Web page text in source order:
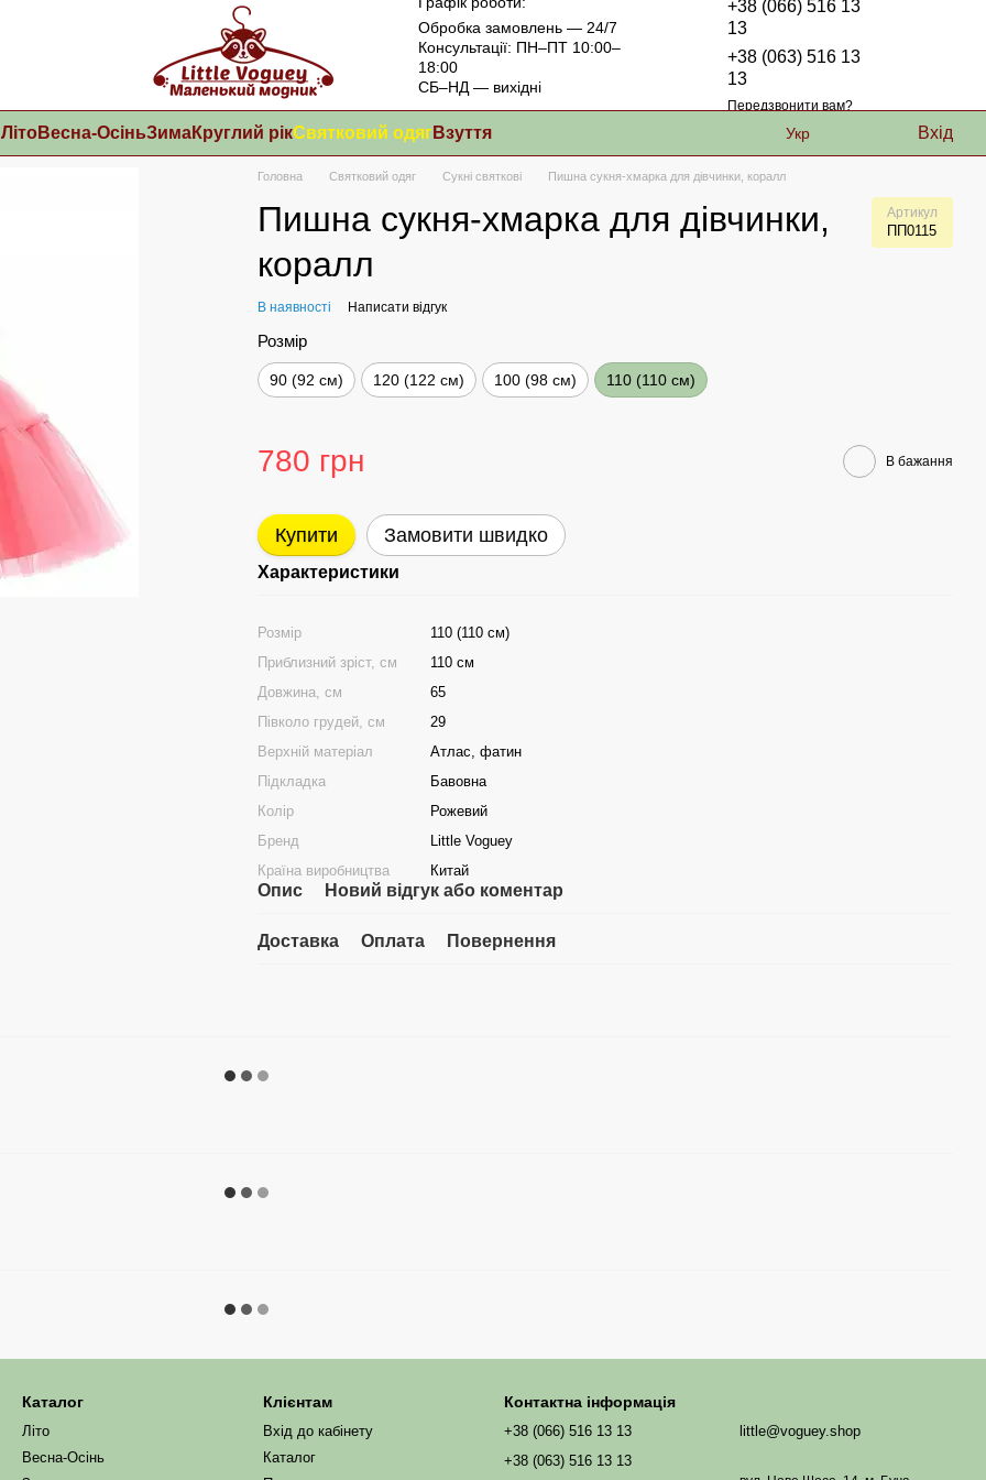
Обробка замовлень — 24/7
Консультації: ПН–ПТ 10:00–
18:00
СБ–НД — вихідні
+38 (066) 516 13
13
+38 (063) 516 13
13
Передзвонити вам?
ЛітоВесна-ОсіньЗимаКруглий рікСвятковий одягВзуття Укр Вхід
Головна Святковий одяг Сукні святкові Пишна сукня-хмарка для дівчинки, коралл
Пишна сукня-хмарка для дівчинки,
коралл
Артикул
ПП0115
В наявності Написати відгук
Розмір
90 (92 см) 120 (122 см) 100 (98 см) 110 (110 см)
780 грн В бажання
Купити Замовити швидко
Характеристики
Розмір
110 (110 см)
Приблизний зріст, см
110 см
Довжина, см
65
Півколо грудей, см
29
Верхній матеріал
Атлас, фатин
Підкладка
Бавовна
Колір
Рожевий
Бренд
Little Voguey
Країна виробництва
Китай
Опис Новий відгук або коментар
Доставка Оплата Повернення
Каталог
Літо
Весна-Осінь
Клієнтам
Вхід до кабінету
Каталог
Контактна інформація
+38 (066) 516 13 13
+38 (063) 516 13 13
little@voguey.shop